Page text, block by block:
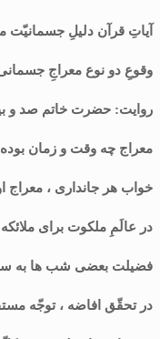
آیاتِ قرآن دلیلِ جسمانیّت
وقوعِ دو نوع معراجِ جسمانی
روایت: حضرت خاتم صد و
معراج چه وقت و زمان
خواب هر جانداری ، معراج
در عالَمِ ملکوت برای
فضیلت بعضی شب ها به
در تحقّق افاضه ، توجّه